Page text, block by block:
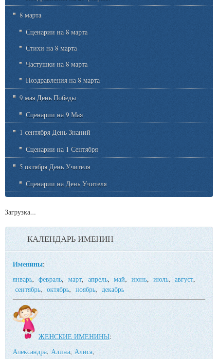
8 марта
Сценарии на 8 марта
Стихи на 8 марта
Частушки на 8 марта
Поздравления на 8 марта
9 мая День Победы
Сценарии на 9 Мая
1 сентября День Знаний
Сценарии на 1 Сентября
5 октября День Учителя
Сценарии на День Учителя
Загрузка...
КАЛЕНДАРЬ ИМЕНИН
Именины:
январь, февраль, март, апрель,май, июнь, июль,август,
сентябрь,октябрь, ноябрь,декабрь
ЖЕНСКИЕ ИМЕНИНЫ:
Александра,Алина,Алиса,